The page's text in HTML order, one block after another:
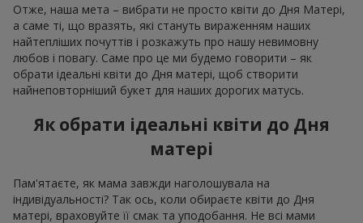
Отже, наша мета – вибрати не просто квіти до Дня Матері,
а саме ті, що вразять, які стануть вираженням наших
найтепліших почуттів і розкажуть про нашу невимовну
любов і повагу. Саме про це ми будемо говорити – як
обрати ідеальні квіти до Дня матері, щоб створити
найнеповторніший букет для наших дорогих матусь.
Як обрати ідеальні квіти до Дня
матері
Пам'ятаєте, як мама завжди наголошувала на
індивідуальності? Так ось, коли обираєте квіти до Дня
матері, враховуйте її смак та уподобання. Не всі мами